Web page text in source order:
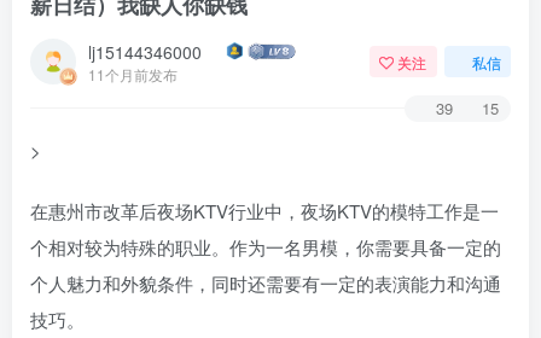
lj15144346000
11个月前发布
关注 私信
39 15
>
在惠州市改革后夜场KTV行业中，夜场KTV的模特工作是一
个相对较为特殊的职业。作为一名男模，你需要具备一定的
个人魅力和外貌条件，同时还需要有一定的表演能力和沟通
技巧。